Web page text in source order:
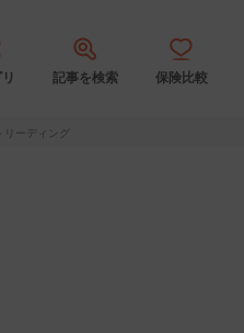
記事を検索 保険比較
リーディング